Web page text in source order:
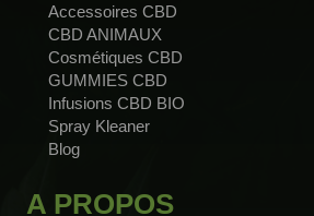
Accessoires CBD
CBD ANIMAUX
Cosmétiques CBD
GUMMIES CBD
Infusions CBD BIO
Spray Kleaner
Blog
A PROPOS